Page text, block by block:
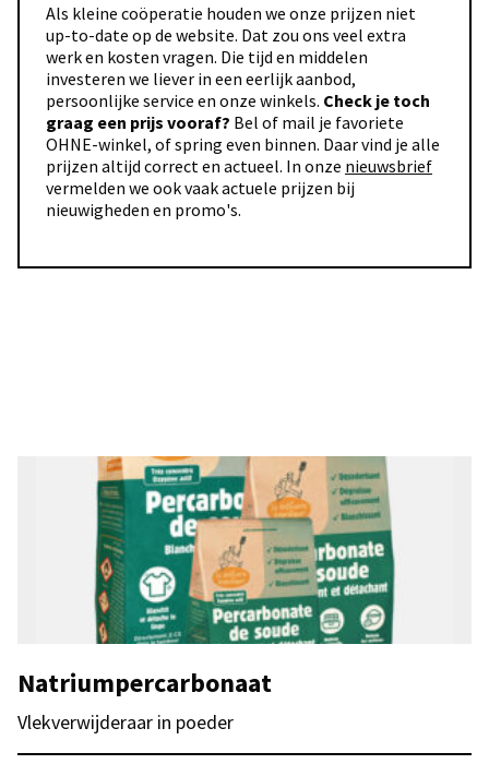
Als kleine coöperatie houden we onze prijzen niet
up-to-date op de website. Dat zou ons veel extra
werk en kosten vragen. Die tijd en middelen
investeren we liever in een eerlijk aanbod,
persoonlijke service en onze winkels. Check je toch
graag een prijs vooraf? Bel of mail je favoriete
OHNE-winkel, of spring even binnen. Daar vind je alle
prijzen altijd correct en actueel. In onze nieuwsbrief
vermelden we ook vaak actuele prijzen bij
nieuwigheden en promo's.
Natriumpercarbonaat
Vlekverwijderaar in poeder